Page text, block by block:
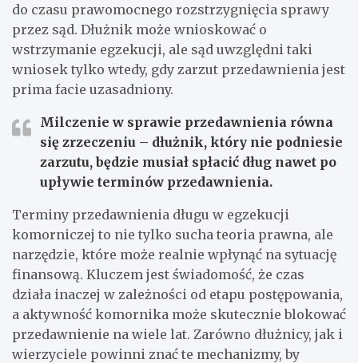
do czasu prawomocnego rozstrzygnięcia sprawy
przez sąd. Dłużnik może wnioskować o
wstrzymanie egzekucji, ale sąd uwzględni taki
wniosek tylko wtedy, gdy zarzut przedawnienia jest
prima facie uzasadniony.
Milczenie w sprawie przedawnienia równa
się zrzeczeniu – dłużnik, który nie podniesie
zarzutu, będzie musiał spłacić dług nawet po
upływie terminów przedawnienia.
Terminy przedawnienia długu w egzekucji
komorniczej to nie tylko sucha teoria prawna, ale
narzędzie, które może realnie wpłynąć na sytuację
finansową. Kluczem jest świadomość, że czas
działa inaczej w zależności od etapu postępowania,
a aktywność komornika może skutecznie blokować
przedawnienie na wiele lat. Zarówno dłużnicy, jak i
wierzyciele powinni znać te mechanizmy, by